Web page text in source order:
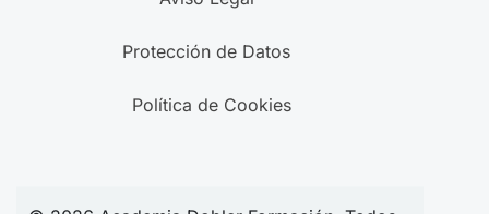
Protección de Datos
Política de Cookies